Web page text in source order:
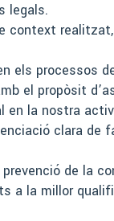
legals.
processos
el propòsit
en la nostra
clara
de la
a la millor